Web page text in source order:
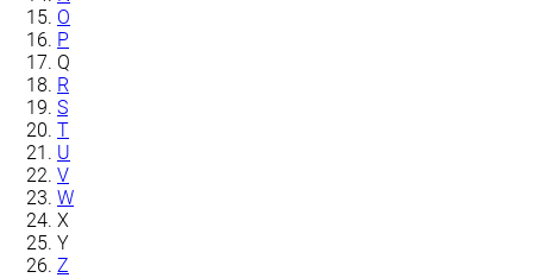
O
P
Q
R
S
T
U
V
W
X
Y
Z